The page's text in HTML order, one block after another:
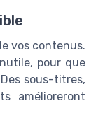
vos contenus.
pour que
sous-titres,
amélioreront